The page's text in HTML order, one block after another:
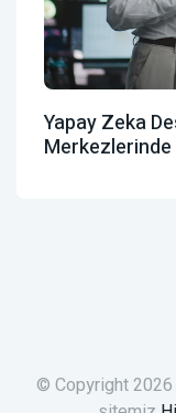
Yapay Zeka
© Copyright 2026